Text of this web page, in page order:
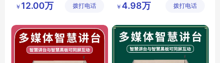
微课慕课
有限公司
￥ 12.00万 拨打电话
常态录播方案
有限公司
￥ 4.98万 拨打电话